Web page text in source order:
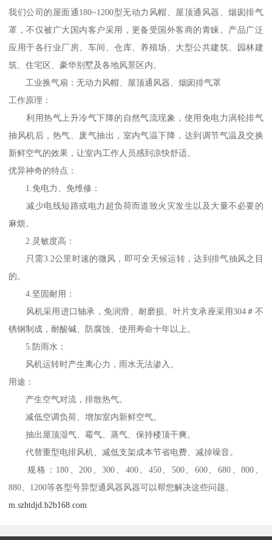
我们公司的屋面通180~1200型无动力风帽、屋顶通风器、烟囱排气
罩，不仅被广大国内客户采用，更备受国外客商的青睐。产品广泛
应用于各行业厂房、车间、仓库、养殖场、大型公共建筑、园林建
筑、住宅区、豪华别墅及各地风景区内。
工业换气扇：无动力风帽、屋顶通风器、烟囱排气罩
工作原理：
利用热气上升冷气下降的自然气流现象，使用免电力涡轮排气
抽风机后，热气、废气抽出，室内气温下降，达到调节气温及交换
新鲜空气的效果，让室内工作人员感到凉快舒适。
优异神奇的特点：
1.免电力、免维修：
减少电线短路或电力超负荷而道致火灾发生以及大量不必要的
麻烦。
2.灵敏度高：
只需3.2公里时速的微风，即可全天候运转，达到排气抽风之目
的。
4.坚固耐用：
风机采用进口轴承，免润滑、耐磨损、叶片支承座采用304＃不
锈钢制成，耐酸碱、防腐蚀、使用寿命十年以上。
5.防雨水：
风机运转时产生离心力，雨水无法渗入。
用途：
产生空气对流，排散热气。
减低空调负荷、增加室内新鲜空气。
抽出屋顶湿气、霉气、蒸气、保持楼顶干爽。
代替重型电排风机、减低支架成本节省电费、减掉噪音。
规格：180、200、300、400、450、500、600、680、800、
880、1200等各型号异型通风器风器可以帮您解决这些问题。
m.szhtdjd.b2b168.com